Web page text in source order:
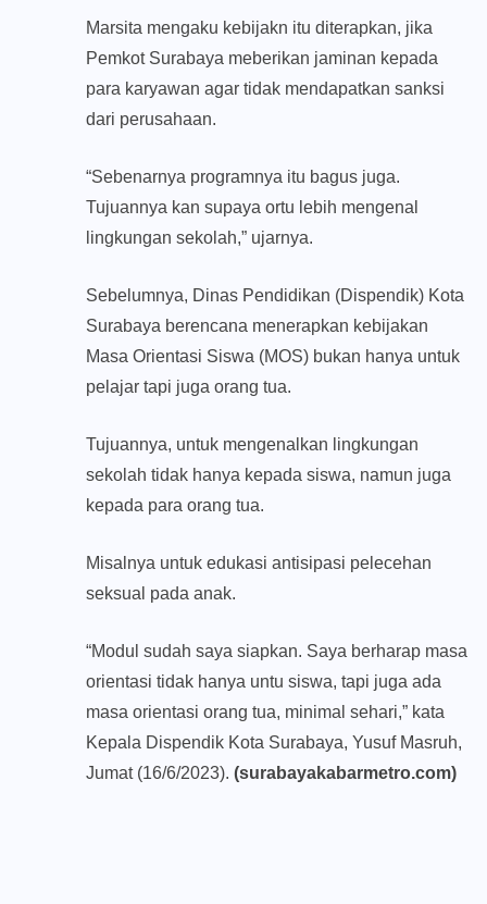
Marsita mengaku kebijakn itu diterapkan, jika
Pemkot Surabaya meberikan jaminan kepada
para karyawan agar tidak mendapatkan sanksi
dari perusahaan.
“Sebenarnya programnya itu bagus juga.
Tujuannya kan supaya ortu lebih mengenal
lingkungan sekolah,” ujarnya.
Sebelumnya, Dinas Pendidikan (Dispendik) Kota
Surabaya berencana menerapkan kebijakan
Masa Orientasi Siswa (MOS) bukan hanya untuk
pelajar tapi juga orang tua.
Tujuannya, untuk mengenalkan lingkungan
sekolah tidak hanya kepada siswa, namun juga
kepada para orang tua.
Misalnya untuk edukasi antisipasi pelecehan
seksual pada anak.
“Modul sudah saya siapkan. Saya berharap masa
orientasi tidak hanya untu siswa, tapi juga ada
masa orientasi orang tua, minimal sehari,” kata
Kepala Dispendik Kota Surabaya, Yusuf Masruh,
Jumat (16/6/2023). (surabayakabarmetro.com)